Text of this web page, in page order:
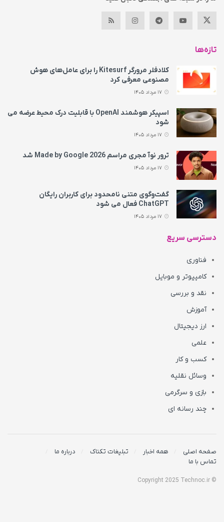
تازه‌ها
کلادفلر مرورگر Kitesurf را برای عامل‌های هوش
مصنوعی معرفی کرد
17 مرداد 1405
اسپیکر هوشمند OpenAI با قابلیت درک محیط عرضه می‌
شود
17 مرداد 1405
ترور نوآ مجری مراسم Made by Google 2026 شد
17 مرداد 1405
گفت‌وگوی متنی نامحدود برای کاربران رایگان
ChatGPT فعال می شود
17 مرداد 1405
دسترسی سریع
فناوری
کامپیوتر و موبایل
نقد و بررسی
آموزش
ارز دیجیتال
علمی
کسب و کار
وسائل نقلیه
بازی و سرگرمی
چند رسانه ای
صفحه اصلی همه اخبار تبلیغات تکناک
درباره ما
تماس با ما
© Copyright 2025 Technoc.ir